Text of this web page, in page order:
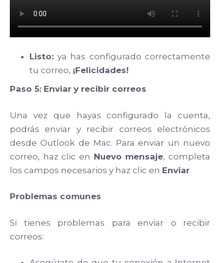
Listo: ya has configurado correctamente
tu correo, ¡Felicidades!
Paso 5: Enviar y recibir correos
Una vez que hayas configurado la cuenta,
podrás enviar y recibir correos electrónicos
desde Outlook de Mac. Para enviar un nuevo
correo, haz clic en Nuevo mensaje, completa
los campos necesarios y haz clic en Enviar.
Problemas comunes
Si tienes problemas para enviar o recibir
correos: